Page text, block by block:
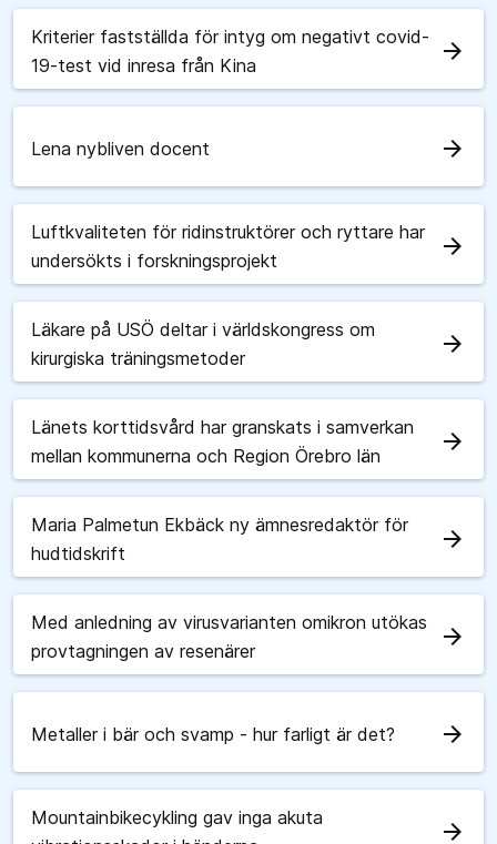
Kriterier fastställda för intyg om negativt covid-
19-test vid inresa från Kina
arrow_forward
Lena nybliven docent arrow_forward
Luftkvaliteten för ridinstruktörer och ryttare har
undersökts i forskningsprojekt
arrow_forward
Läkare på USÖ deltar i världskongress om
kirurgiska träningsmetoder
arrow_forward
Länets korttidsvård har granskats i samverkan
mellan kommunerna och Region Örebro län
arrow_forward
Maria Palmetun Ekbäck ny ämnesredaktör för
hudtidskrift
arrow_forward
Med anledning av virusvarianten omikron utökas
provtagningen av resenärer
arrow_forward
Metaller i bär och svamp - hur farligt är det? arrow_forward
Mountainbikecykling gav inga akuta
arrow_forward